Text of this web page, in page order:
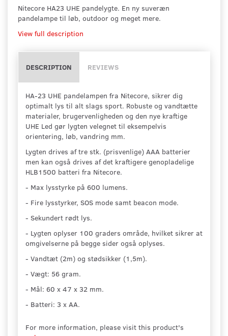
Nitecore HA23 UHE pandelygte. En ny suveræn
pandelampe til løb, outdoor og meget mere.
View full description
DESCRIPTION REVIEWS
HA-23 UHE pandelampen fra Nitecore, sikrer dig
optimalt lys til alt slags sport. Robuste og vandtætte
materialer, brugervenligheden og den nye kraftige
UHE Led gør lygten velegnet til eksempelvis
orientering, løb, vandring mm.
Lygten drives af tre stk. (prisvenlige) AAA batterier
men kan også drives af det kraftigere genopladelige
HLB1500 batteri fra Nitecore.
- Max lysstyrke på 600 lumens.
- Fire lysstyrker, SOS mode samt beacon mode.
- Sekundert rødt lys.
- Lygten oplyser 100 graders område, hvilket sikrer at
omgivelserne på begge sider også oplyses.
- Vandtæt (2m) og stødsikker (1,5m).
- Vægt: 56 gram.
- Mål: 60 x 47 x 32 mm.
- Batteri: 3 x AA.
For more information, please visit this product's